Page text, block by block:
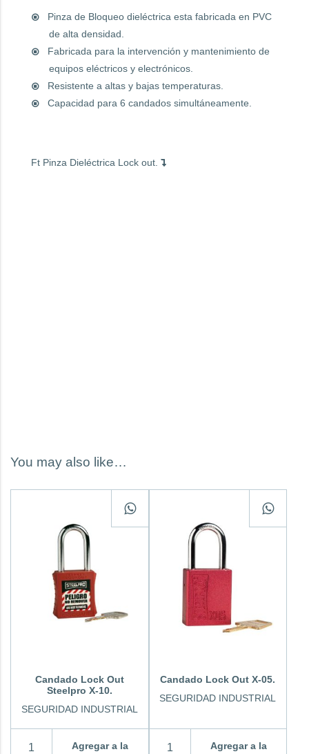
Pinza de Bloqueo dieléctrica esta fabricada en PVC
de alta densidad.
Fabricada para la intervención y mantenimiento de
equipos eléctricos y electrónicos.
Resistente a altas y bajas temperaturas.
Capacidad para 6 candados simultáneamente.
Ft Pinza Dieléctrica Lock out.
You may also like…
Candado Lock Out
Steelpro X-10.
SEGURIDAD INDUSTRIAL
Agregar a la
Candado Lock Out X-05.
SEGURIDAD INDUSTRIAL
Agregar a la